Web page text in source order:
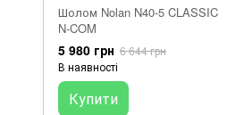
Шолом Nolan N40-5 CLASSIC
N-COM
5 980 грн 6 644 грн
В наявності
Купити